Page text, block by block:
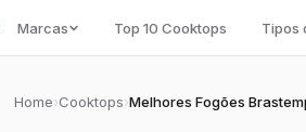
Marcas Top 10 Cooktops Tipos
Home›Cooktops›Melhores Fogões